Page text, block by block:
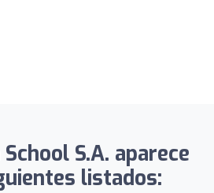
S.A. aparece
listados: